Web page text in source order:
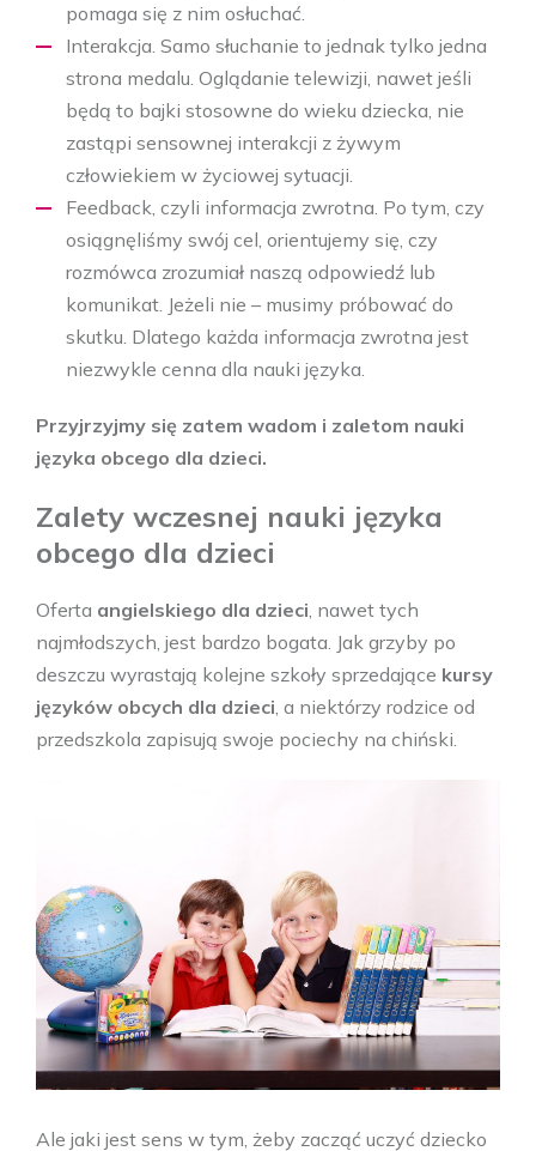
pomaga się z nim osłuchać.
Interakcja. Samo słuchanie to jednak tylko jedna
strona medalu. Oglądanie telewizji, nawet jeśli
będą to bajki stosowne do wieku dziecka, nie
zastąpi sensownej interakcji z żywym
człowiekiem w życiowej sytuacji.
Feedback, czyli informacja zwrotna. Po tym, czy
osiągnęliśmy swój cel, orientujemy się, czy
rozmówca zrozumiał naszą odpowiedź lub
komunikat. Jeżeli nie – musimy próbować do
skutku. Dlatego każda informacja zwrotna jest
niezwykle cenna dla nauki języka.
Przyjrzyjmy się zatem wadom i zaletom nauki
języka obcego dla dzieci.
Zalety wczesnej nauki języka
obcego dla dzieci
Oferta angielskiego dla dzieci, nawet tych
najmłodszych, jest bardzo bogata. Jak grzyby po
deszczu wyrastają kolejne szkoły sprzedające kursy
języków obcych dla dzieci, a niektórzy rodzice od
przedszkola zapisują swoje pociechy na chiński.
Ale jaki jest sens w tym, żeby zacząć uczyć dziecko